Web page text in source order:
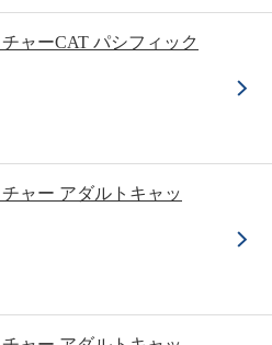
ャーCAT パシフィック
ャー アダルトキャッ